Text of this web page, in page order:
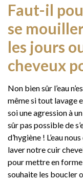
Faut-il
se
les jours
cheveux
Non bien sûr l’eau
même si tout lavage
soi une agression à
sûr pas possible de
d’hygiène ! L’eau
laver notre cuir
pour mettre en forme
souhaite les boucler